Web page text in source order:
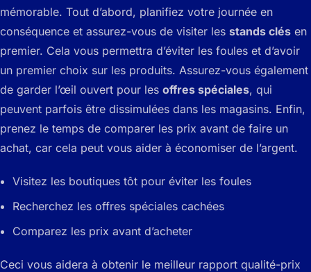
mémorable. Tout d’abord, planifiez votre journée en
conséquence et assurez-vous de visiter les stands clés en
premier. Cela vous permettra d’éviter les foules et d’avoir
un premier choix sur les produits. Assurez-vous également
de garder l’œil ouvert pour les offres spéciales, qui
peuvent parfois être dissimulées dans les magasins. Enfin,
prenez le temps de comparer les prix avant de faire un
achat, car cela peut vous aider à économiser de l’argent.
Visitez les boutiques tôt pour éviter les foules
Recherchez les offres spéciales cachées
Comparez les prix avant d’acheter
Ceci vous aidera à obtenir le meilleur rapport qualité-prix